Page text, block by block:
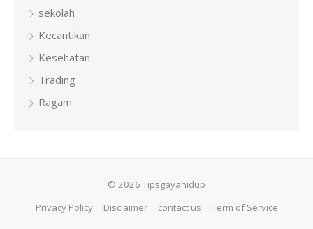
sekolah
Kecantikan
Kesehatan
Trading
Ragam
© 2026 Tipsgayahidup
Privacy Policy
Disclaimer contact us Term of Service